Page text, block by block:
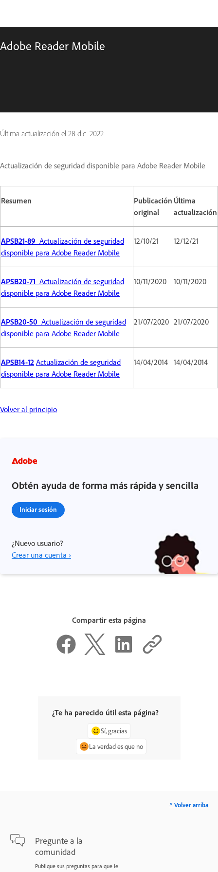
Adobe Reader Mobile
Última actualización el 28 dic. 2022
Actualización de seguridad disponible para Adobe Reader Mobile
Resumen
Publicación
original
Última
actualización
APSB21-89 Actualización de seguridad
disponible para Adobe Reader Mobile
12/10/21 12/12/21
APSB20-71 Actualización de seguridad
disponible para Adobe Reader Mobile
10/11/2020 10/11/2020
APSB20-50 Actualización de seguridad
disponible para Adobe Reader Mobile
21/07/2020 21/07/2020
APSB14-12 Actualización de seguridad
disponible para Adobe Reader Mobile
14/04/2014 14/04/2014
Volver al principio
Obtén ayuda de forma más rápida y sencilla
Iniciar sesión
¿Nuevo usuario?
Crear una cuenta ›
Compartir esta página
¿Te ha parecido útil esta página?
Sí, gracias
La verdad es que no
Pregunte a la
comunidad
Publique sus preguntas para que le
^ Volver arriba